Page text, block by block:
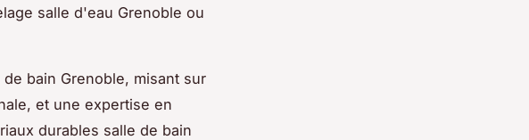
salle d'eau Grenoble ou
bain Grenoble, misant sur
et une expertise en
durables salle de bain